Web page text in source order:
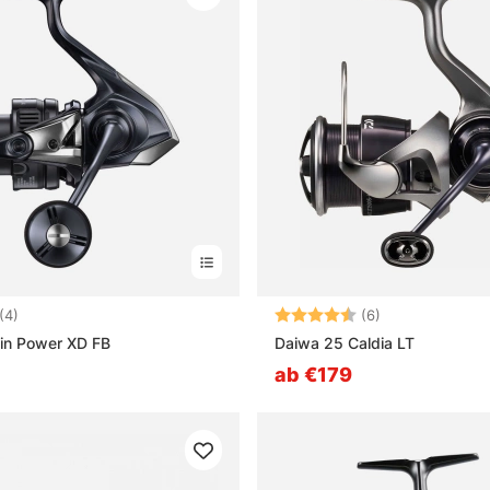
Power XD FB
Bewertung:(6)
Daiwa 25 Caldia LT
ab €179